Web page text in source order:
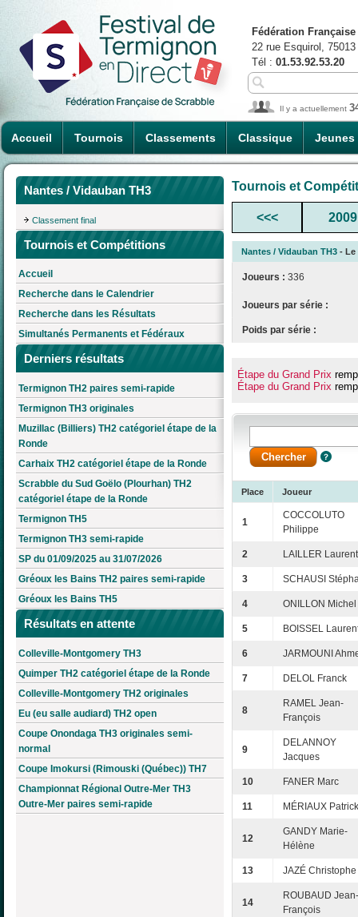
Accueil Tournois Classements Classique Jeunes
Fédération
22 rue Esquirol,
Tél : 01.53.92.53.20
Il y a actuellement
Nantes / Vidauban TH3
Classement final
Tournois et Compétitions
Accueil
Recherche dans le Calendrier
Recherche dans les Résultats
Simultanés Permanents et Fédéraux
Derniers résultats
Termignon TH2 paires semi-rapide
Termignon TH3 originales
Muzillac (Billiers) TH2 catégoriel étape de la
Ronde
Carhaix TH2 catégoriel étape de la Ronde
Scrabble du Sud Goëlo (Plourhan) TH2
catégoriel étape de la Ronde
Termignon TH5
Termignon TH3 semi-rapide
SP du 01/09/2025 au 31/07/2026
Gréoux les Bains TH2 paires semi-rapide
Gréoux les Bains TH5
Résultats en attente
Colleville-Montgomery TH3
Quimper TH2 catégoriel étape de la Ronde
Colleville-Montgomery TH2 originales
Eu (eu salle audiard) TH2 open
Coupe Onondaga TH3 originales semi-
normal
Coupe Imokursi (Rimouski (Québec)) TH7
Championnat Régional Outre-Mer TH3
Outre-Mer paires semi-rapide
Tournois et
<<< 2009
Nantes / Vidauban TH3 - Le
Joueurs : 336
Joueurs par série :
Poids par série :
Étape du Grand Prix
Étape du Grand Prix
Place Joueur
1
COCCOLUTO
Philippe
2 LAILLER Laurent
3 SCHAUSI
4 ONILLON Michel
5 BOISSEL
6 JARMOUNI
7 DELOL Franck
8
RAMEL Jean-
François
9
DELANNOY
Jacques
10 FANER Marc
11 MÉRIAUX Patrick
12
GANDY Marie-
Hélène
13 JAZÉ Christophe
14
ROUBAUD Jean-
François